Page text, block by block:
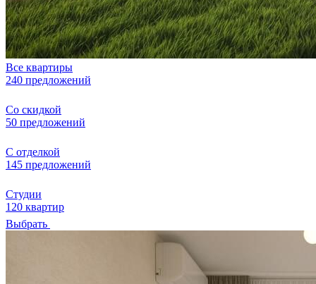
Все квартиры
240 предложений
Со скидкой
50 предложений
С отделкой
145 предложений
Студии
120 квартир
Выбрать